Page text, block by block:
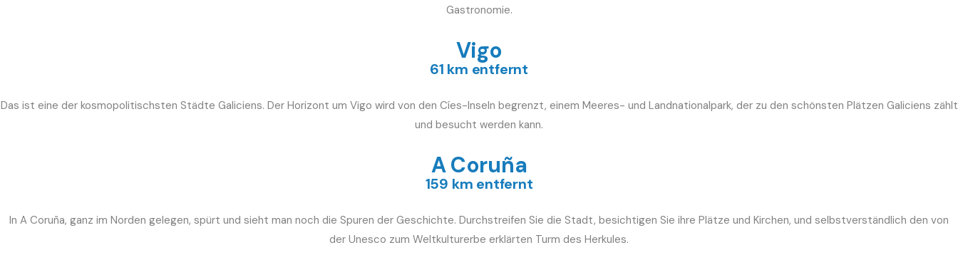
Gastronomie.
Vigo
61 km entfernt
Das ist eine der kosmopolitischsten Städte Galiciens. Der Horizont um Vigo wird von den Cíes-Inseln begrenzt, einem Meeres- und Landnationalpark, der zu den schönsten Plätzen Galiciens zählt
und besucht werden kann.
A Coruña
159 km entfernt
In A Coruña, ganz im Norden gelegen, spürt und sieht man noch die Spuren der Geschichte. Durchstreifen Sie die Stadt, besichtigen Sie ihre Plätze und Kirchen, und selbstverständlich den von
der Unesco zum Weltkulturerbe erklärten Turm des Herkules.